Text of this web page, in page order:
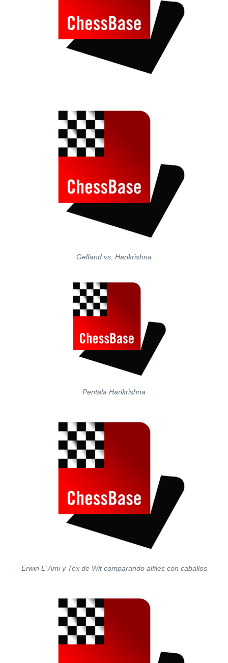
Gelfand vs. Harikrishna
Pentala Harikrishna
Erwin L´Ami y Tex de Wit comparando alfiles con caballos